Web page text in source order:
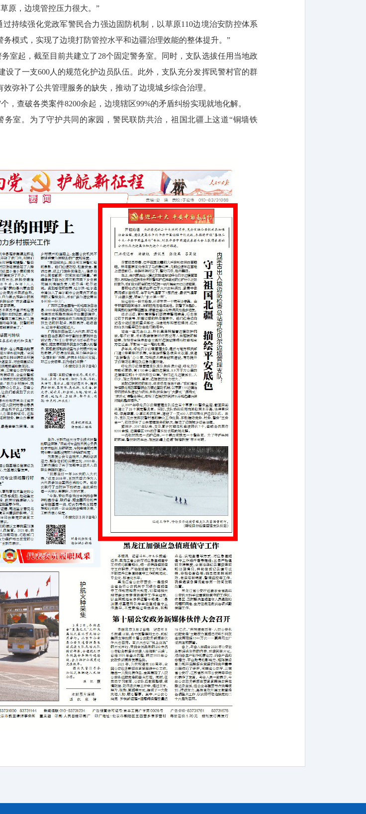
原，边境管控压力很大。”
持续强化党政军警民合力强边固防机制，以草原110边境治安防控体系
务模式，实现了边境打防管控水平和边疆治理效能的整体提升。”
室起，截至目前共建立了28个固定警务室。同时，支队选拔任用当地政
了一支600人的规范化护边员队伍。此外，支队充分发挥民警村官的群
弥补了公共管理服务的缺失，推动了边境城乡综合治理。
，查破各类案件8200余起，边境辖区99%的矛盾纠纷实现就地化解。
室。为了守护共同的家园，警民联防共治，祖国北疆上这道“铜墙铁